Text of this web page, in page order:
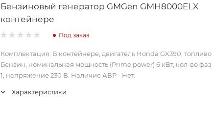
Бензиновый генератор GMGen GMH8000ELX
контейнере
Под заказ
Комплектация: В контейнере, двигатель Honda GX390, топливо
Бензин, номинальная мощность (Prime power) 6 кВт, кол-во фаз
1, напряжение 230 В. Наличие АВР - Нет.
Характеристики